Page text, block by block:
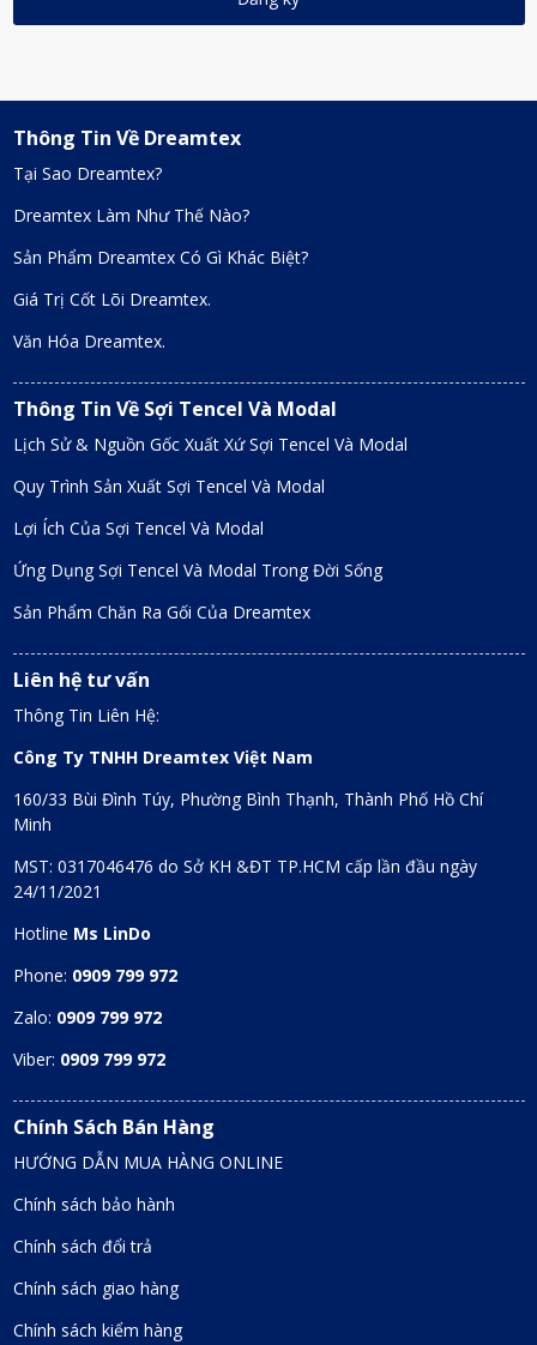
Thông Tin Về Dreamtex
Tại Sao Dreamtex?
Dreamtex Làm Như Thế Nào?
Sản Phẩm Dreamtex Có Gì Khác Biệt?
Giá Trị Cốt Lõi Dreamtex.
Văn Hóa Dreamtex.
Thông Tin Về Sợi Tencel Và Modal
Lịch Sử & Nguồn Gốc Xuất Xứ Sợi Tencel Và Modal
Quy Trình Sản Xuất Sợi Tencel Và Modal
Lợi Ích Của Sợi Tencel Và Modal
Ứng Dụng Sợi Tencel Và Modal Trong Đời Sống
Sản Phẩm Chăn Ra Gối Của Dreamtex
Liên hệ tư vấn
Thông Tin Liên Hệ:
Công Ty TNHH Dreamtex Việt Nam
160/33 Bùi Đình Túy, Phường Bình Thạnh, Thành Phố Hồ Chí
Minh
MST: 0317046476 do Sở KH &ĐT TP.HCM cấp lần đầu ngày
24/11/2021
Hotline Ms LinDo
Phone: 0909 799 972
Zalo: 0909 799 972
Viber: 0909 799 972
Chính Sách Bán Hàng
HƯỚNG DẪN MUA HÀNG ONLINE
Chính sách bảo hành
Chính sách đổi trả
Chính sách giao hàng
Chính sách kiểm hàng